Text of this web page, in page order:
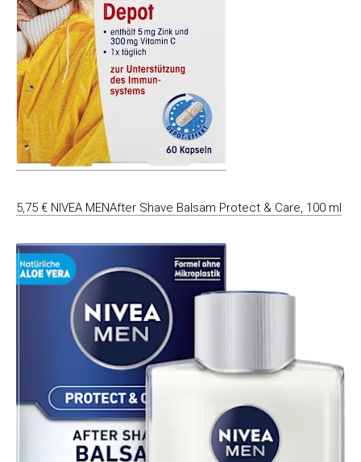
5,75 € NIVEA MENAfter Shave Balsam Protect & Care, 100 ml